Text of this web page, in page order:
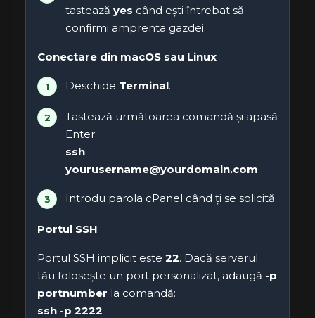
tastează yes când ești întrebat să
confirmi amprenta gazdei.
Conectare din macOS sau Linux
Deschide Terminal.
Tastează următoarea comandă și apasă
Enter:
ssh
yourusername@yourdomain.com
Introdu parola cPanel când ți se solicită.
Portul SSH
Portul SSH implicit este 22. Dacă serverul
tău folosește un port personalizat, adaugă -p
portnumber la comandă:
ssh -p 2222